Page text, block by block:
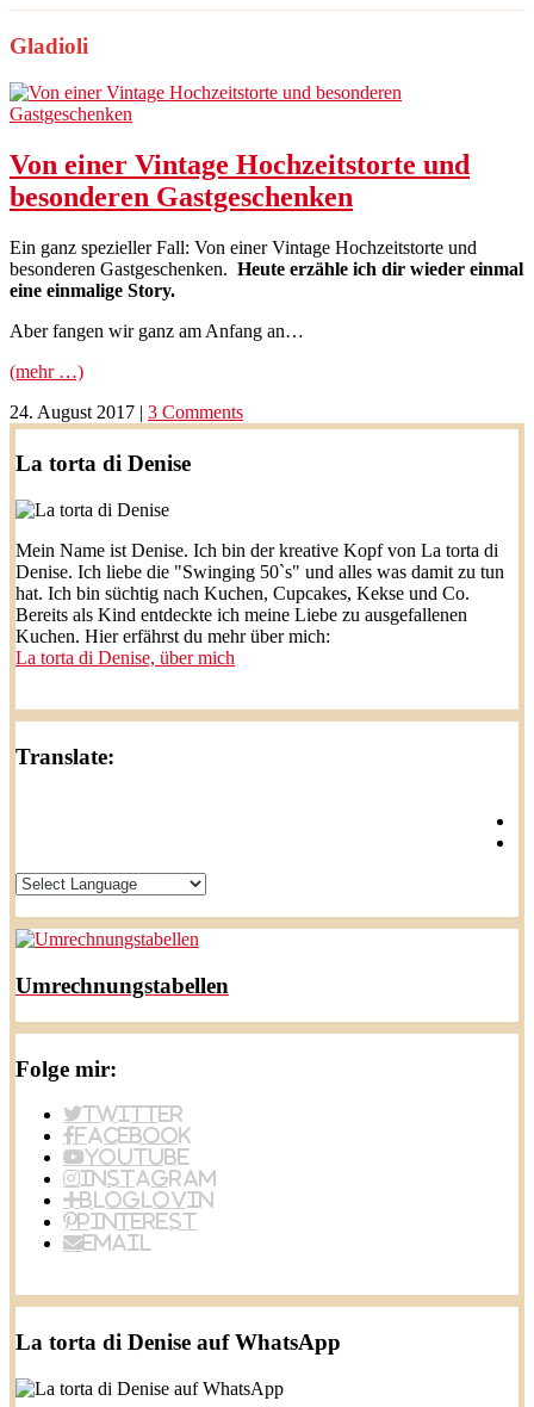
Gladioli
Von einer Vintage Hochzeitstorte und
besonderen Gastgeschenken
Ein ganz spezieller Fall: Von einer Vintage Hochzeitstorte und
besonderen Gastgeschenken. Heute erzähle ich dir wieder einmal
eine einmalige Story.
Aber fangen wir ganz am Anfang an…
(mehr …)
24. August 2017 | 3 Comments
La torta di Denise
Mein Name ist Denise. Ich bin der kreative Kopf von La torta di
Denise. Ich liebe die "Swinging 50`s" und alles was damit zu tun
hat. Ich bin süchtig nach Kuchen, Cupcakes, Kekse und Co.
Bereits als Kind entdeckte ich meine Liebe zu ausgefallenen
Kuchen. Hier erfährst du mehr über mich:
La torta di Denise, über mich
Translate:
Umrechnungstabellen
Folge mir:
Twitter
Facebook
YouTube
Instagram
BlogLovin
Pinterest
Email
La torta di Denise auf WhatsApp